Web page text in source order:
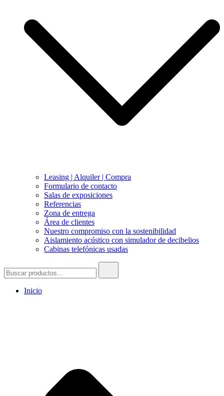
Leasing | Alquiler | Compra
Formulario de contacto
Salas de exposiciones
Referencias
Zona de entrega
Área de clientes
Nuestro compromiso con la sostenibilidad
Aislamiento acústico con simulador de decibelios
Cabinas telefónicas usadas
Inicio